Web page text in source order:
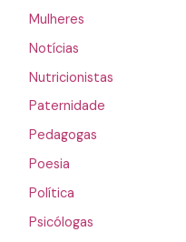
Mulheres
Notícias
Nutricionistas
Paternidade
Pedagogas
Poesia
Política
Psicólogas